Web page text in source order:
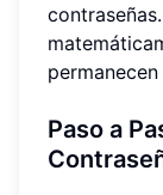
Paso a